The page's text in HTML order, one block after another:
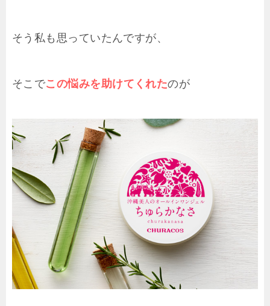
そう私も思っていたんですが、
そこでこの悩みを助けてくれたのが